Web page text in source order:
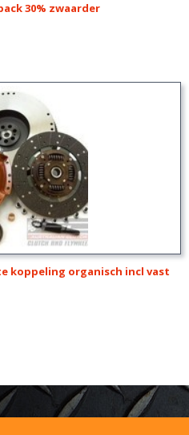
30% zwaarder
koppeling organisch incl vast